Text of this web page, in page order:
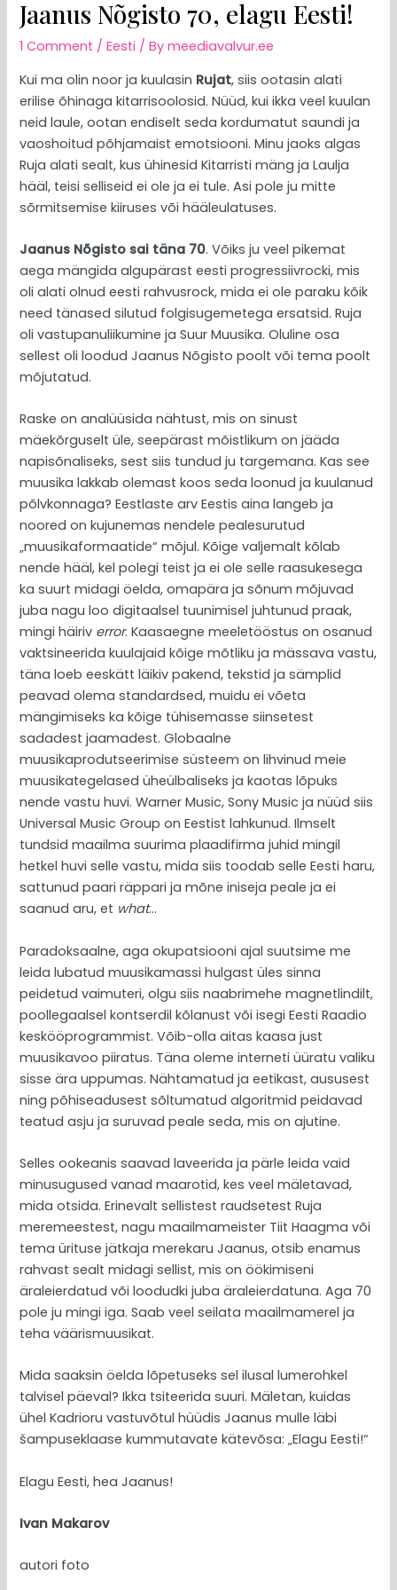
Jaanus Nõgisto 70, elagu Eesti!
1 Comment /Eesti / Bymeediavalvur.ee
Kui ma olin noor ja kuulasin Rujat, siis ootasin alati
erilise õhinaga kitarrisoolosid. Nüüd, kui ikka veel kuulan
neid laule, ootan endiselt seda kordumatut saundi ja
vaoshoitud põhjamaist emotsiooni. Minu jaoks algas
Ruja alati sealt, kus ühinesid Kitarristi mäng ja Laulja
hääl, teisi selliseid ei ole ja ei tule. Asi pole ju mitte
sõrmitsemise kiiruses või hääleulatuses.
Jaanus Nõgisto sai täna 70. Võiks ju veel pikemat
aega mängida algupärast eesti progressiivrocki, mis
oli alati olnud eesti rahvusrock, mida ei ole paraku kõik
need tänased silutud folgisugemetega ersatsid. Ruja
oli vastupanuliikumine ja Suur Muusika. Oluline osa
sellest oli loodud Jaanus Nõgisto poolt või tema poolt
mõjutatud.
Raske on analüüsida nähtust, mis on sinust
mäekõrguselt üle, seepärast mõistlikum on jääda
napisõnaliseks, sest siis tundud ju targemana. Kas see
muusika lakkab olemast koos seda loonud ja kuulanud
põlvkonnaga? Eestlaste arv Eestis aina langeb ja
noored on kujunemas nendele pealesurutud
„muusikaformaatide“ mõjul. Kõige valjemalt kõlab
nende hääl, kel polegi teist ja ei ole selle raasukesega
ka suurt midagi öelda, omapära ja sõnum mõjuvad
juba nagu loo digitaalsel tuunimisel juhtunud praak,
mingi häiriv error. Kaasaegne meeletööstus on osanud
vaktsineerida kuulajaid kõige mõtliku ja mässava vastu,
täna loeb eeskätt läikiv pakend, tekstid ja sämplid
peavad olema standardsed, muidu ei võeta
mängimiseks ka kõige tühisemasse siinsetest
sadadest jaamadest. Globaalne
muusikaprodutseerimise süsteem on lihvinud meie
muusikategelased üheülbaliseks ja kaotas lõpuks
nende vastu huvi. Warner Music, Sony Music ja nüüd siis
Universal Music Group on Eestist lahkunud. Ilmselt
tundsid maailma suurima plaadifirma juhid mingil
hetkel huvi selle vastu, mida siis toodab selle Eesti haru,
sattunud paari räppari ja mõne iniseja peale ja ei
saanud aru, et what…
Paradoksaalne, aga okupatsiooni ajal suutsime me
leida lubatud muusikamassi hulgast üles sinna
peidetud vaimuteri, olgu siis naabrimehe magnetlindilt,
poollegaalsel kontserdil kõlanust või isegi Eesti Raadio
keskööprogrammist. Võib-olla aitas kaasa just
muusikavoo piiratus. Täna oleme interneti üüratu valiku
sisse ära uppumas. Nähtamatud ja eetikast, aususest
ning põhiseadusest sõltumatud algoritmid peidavad
teatud asju ja suruvad peale seda, mis on ajutine.
Selles ookeanis saavad laveerida ja pärle leida vaid
minusugused vanad maarotid, kes veel mäletavad,
mida otsida. Erinevalt sellistest raudsetest Ruja
meremeestest, nagu maailmameister Tiit Haagma või
tema ürituse jätkaja merekaru Jaanus, otsib enamus
rahvast sealt midagi sellist, mis on öökimiseni
äraleierdatud või loodudki juba äraleierdatuna. Aga 70
pole ju mingi iga. Saab veel seilata maailmamerel ja
teha väärismuusikat.
Mida saaksin öelda lõpetuseks sel ilusal lumerohkel
talvisel päeval? Ikka tsiteerida suuri. Mäletan, kuidas
ühel Kadrioru vastuvõtul hüüdis Jaanus mulle läbi
šampuseklaase kummutavate kätevõsa: „Elagu Eesti!“
Elagu Eesti, hea Jaanus!
Ivan Makarov
autori foto